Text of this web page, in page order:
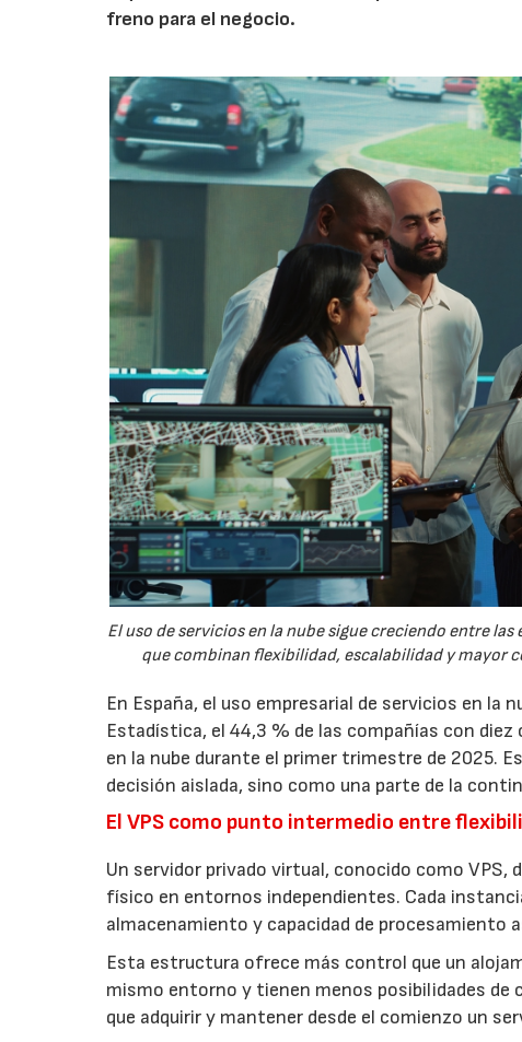
freno para el negocio.
El uso de servicios en la nube sigue creciendo entre
que combinan flexibilidad, escalabilidad y mayor
En España, el uso empresarial de servicios en
Estadística, el 44,3 % de las compañías con
en la nube durante el primer trimestre de 2025.
decisión aislada, sino como una parte de la
El VPS como punto intermedio entre
Un servidor privado virtual, conocido como
físico en entornos independientes. Cada
almacenamiento y capacidad de procesamiento
Esta estructura ofrece más control que un
mismo entorno y tienen menos posibilidades de
que adquirir y mantener desde el comienzo un